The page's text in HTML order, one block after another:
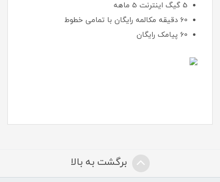
5 گیگ اینترنت 5 ماهه
60 دقیقه مکالمه رایگان با تمامی خطوط
60 پیامک رایگان
برگشت به بالا